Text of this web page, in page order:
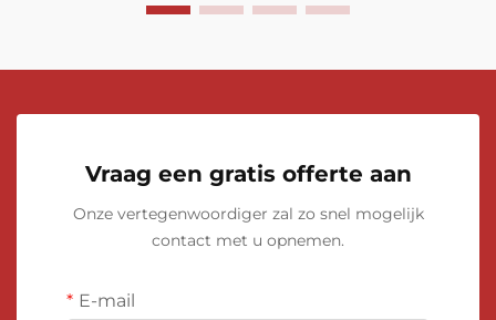
Vraag een gratis offerte aan
Onze vertegenwoordiger zal zo snel mogelijk
contact met u opnemen.
E-mail